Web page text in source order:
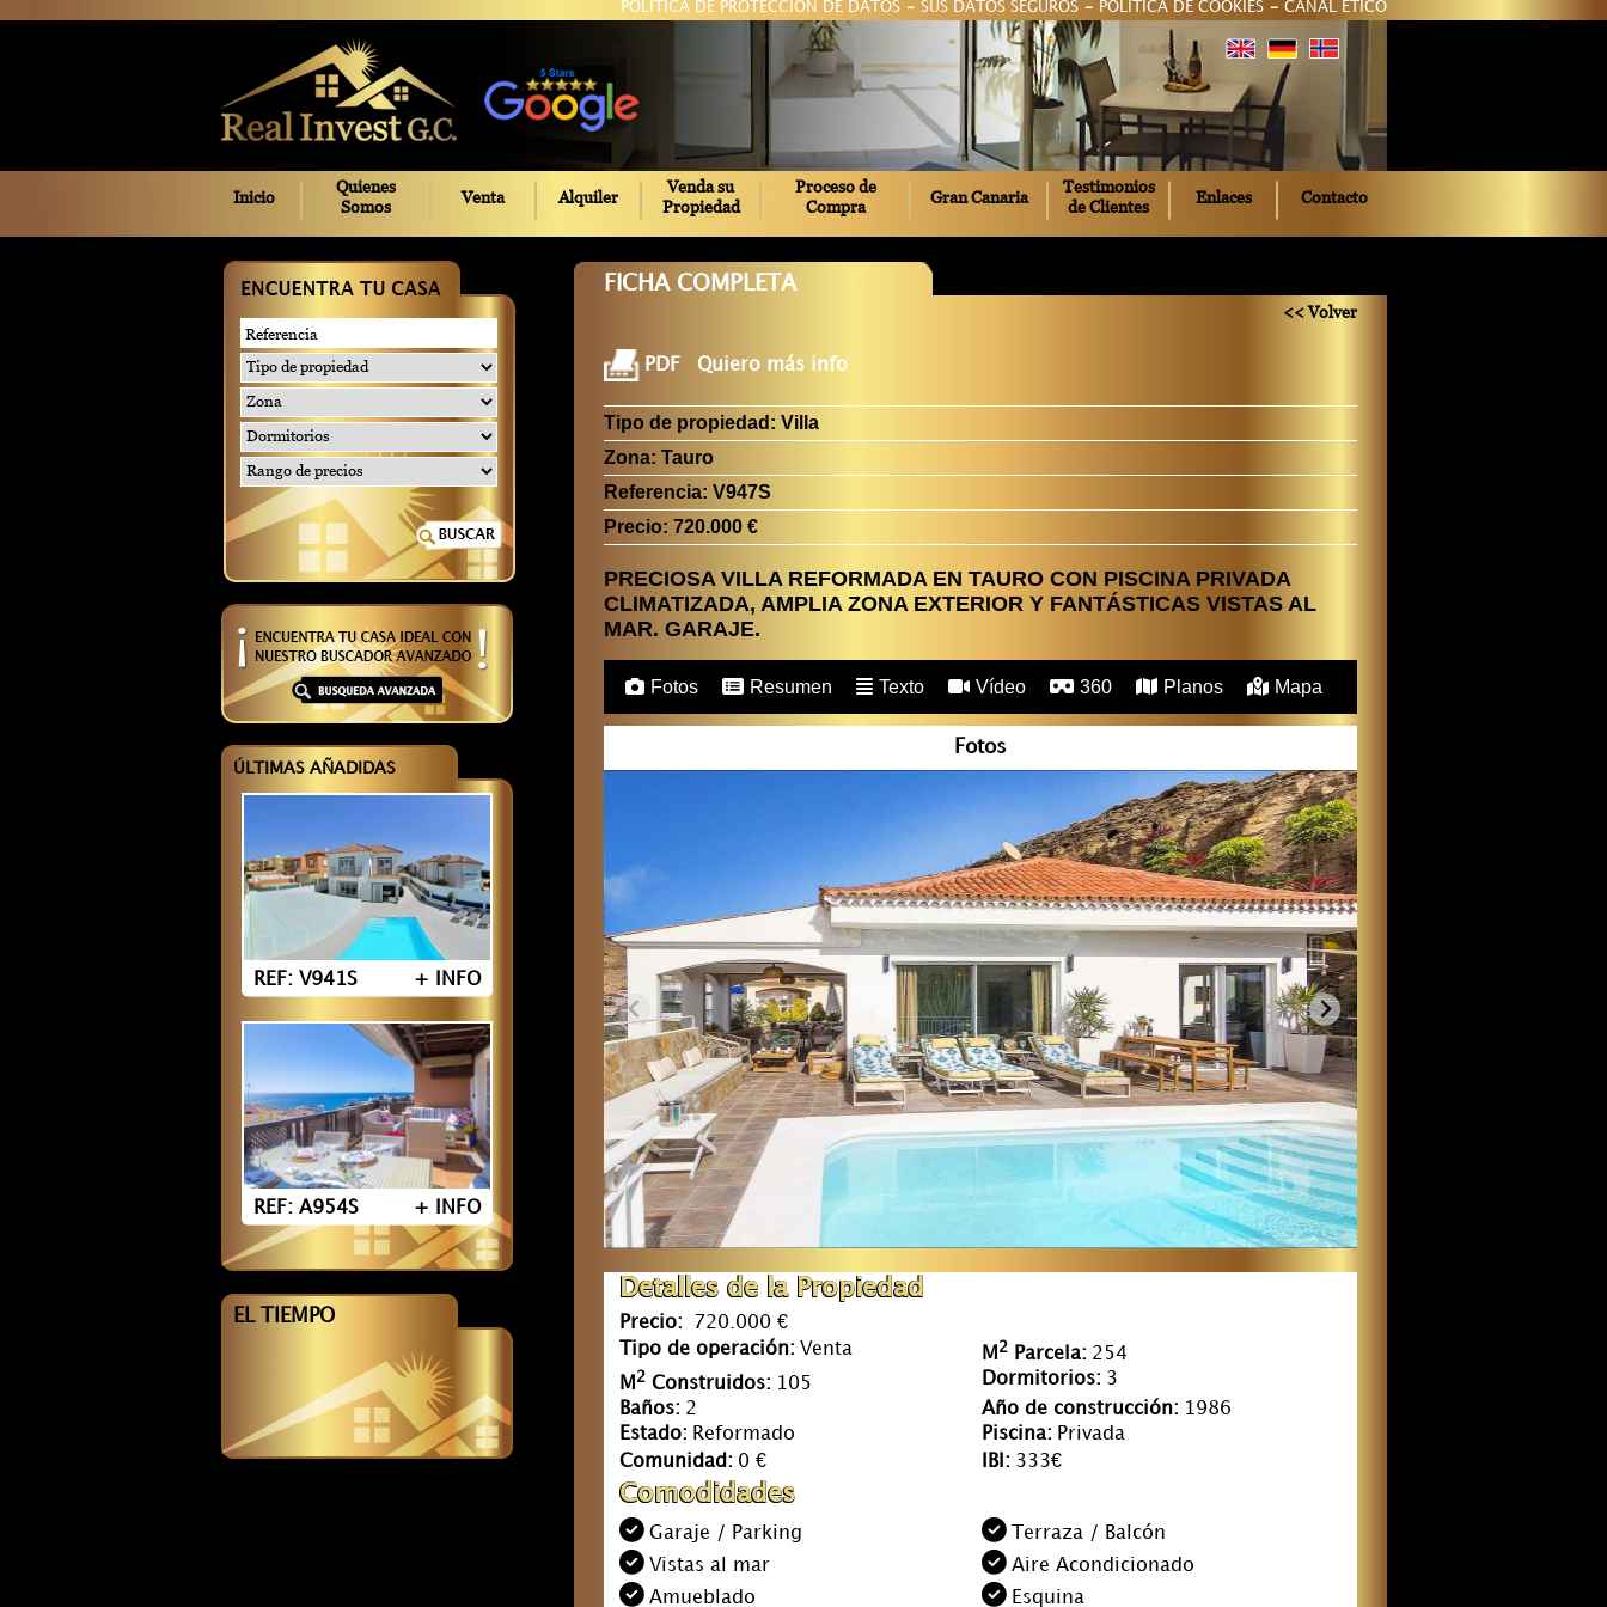
POLÍTICA DE PROTECCIÓN DE DATOS - SUS DATOS SEGUROS - POLÍTICA DE COOKIES - CANAL ÉTICO
Inicio Quienes
Somos Venta Alquiler Venda su
Propiedad
Proceso de
Compra Gran Canaria Testimonios
de Clientes Enlaces Contacto
ÚLTIMAS AÑADIDAS
REF: V941S + INFO
REF: A954S + INFO
EL TIEMPO
FICHA COMPLETA
<< Volver
PDF Quiero más info
Tipo de propiedad: Villa
Zona: Tauro
Referencia: V947S
Precio: 720.000 €
PRECIOSA VILLA REFORMADA EN TAURO CON PISCINA PRIVADA
CLIMATIZADA, AMPLIA ZONA EXTERIOR Y FANTÁSTICAS VISTAS AL
MAR. GARAJE.
Fotos Resumen Texto Vídeo 360 Planos Mapa
Fotos
Detalles de la Propiedad
Precio:
720.000 €
Tipo de operación: Venta M 2Parcela: 254
M 2Construidos: 105 Dormitorios: 3
Baños: 2 Año de construcción: 1986
Estado: Reformado Piscina: Privada
Comunidad: 0 € IBI: 333€
Comodidades
Garaje / Parking
Terraza / Balcón
Vistas al mar
Aire Acondicionado
Amueblado
Esquina